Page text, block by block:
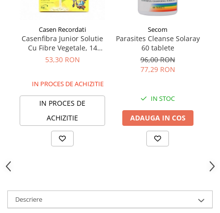
Casen Recordati
Casenfibra Junior Solutie
Cu Fibre Vegetale, 14
plicuri
53,30 RON
IN PROCES DE ACHIZITIE
IN PROCES DE
ACHIZITIE
Secom
Parasites Cleanse Solaray
60 tablete
96,00 RON
77,29 RON
IN STOC
ADAUGA IN COS
Descriere